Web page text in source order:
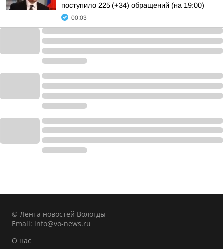
поступило 225 (+34) обращений (на 19:00)
00:03
© Лента новостей Вологды
Email: info@vo-news.ru
О нас